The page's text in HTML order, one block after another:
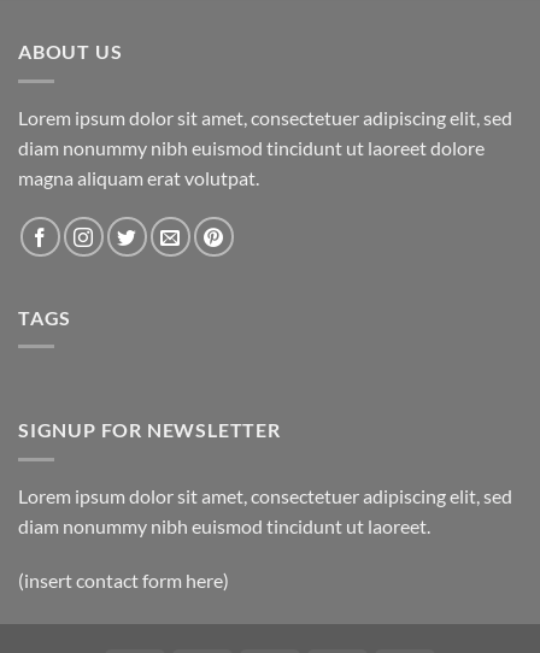
ABOUT US
Lorem ipsum dolor sit amet, consectetuer adipiscing elit, sed
diam nonummy nibh euismod tincidunt ut laoreet dolore
magna aliquam erat volutpat.
TAGS
SIGNUP FOR NEWSLETTER
Lorem ipsum dolor sit amet, consectetuer adipiscing elit, sed
diam nonummy nibh euismod tincidunt ut laoreet.
(insert contact form here)